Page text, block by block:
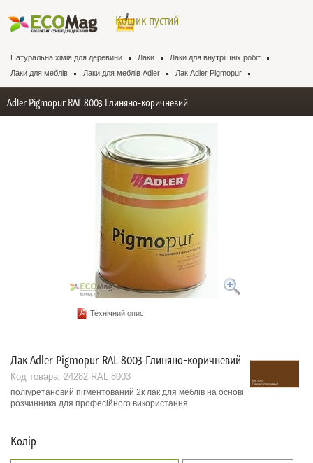
Натуральна хімія для деревини Лаки
Лаки для внутрішніх робіт
Лаки для меблів
Лаки для меблів Adler Лак Adler Pigmopur
Adler Pigmopur RAL 8003 Глиняно-коричневий
Технічний опис
Лак Adler Pigmopur RAL 8003 Глиняно-коричневий
Код товара: 24282 RAL 8003
поліуретановий пігментований 2к лак для меблів на основі
розчинника для професійного використання
Колір
Кошик пустий